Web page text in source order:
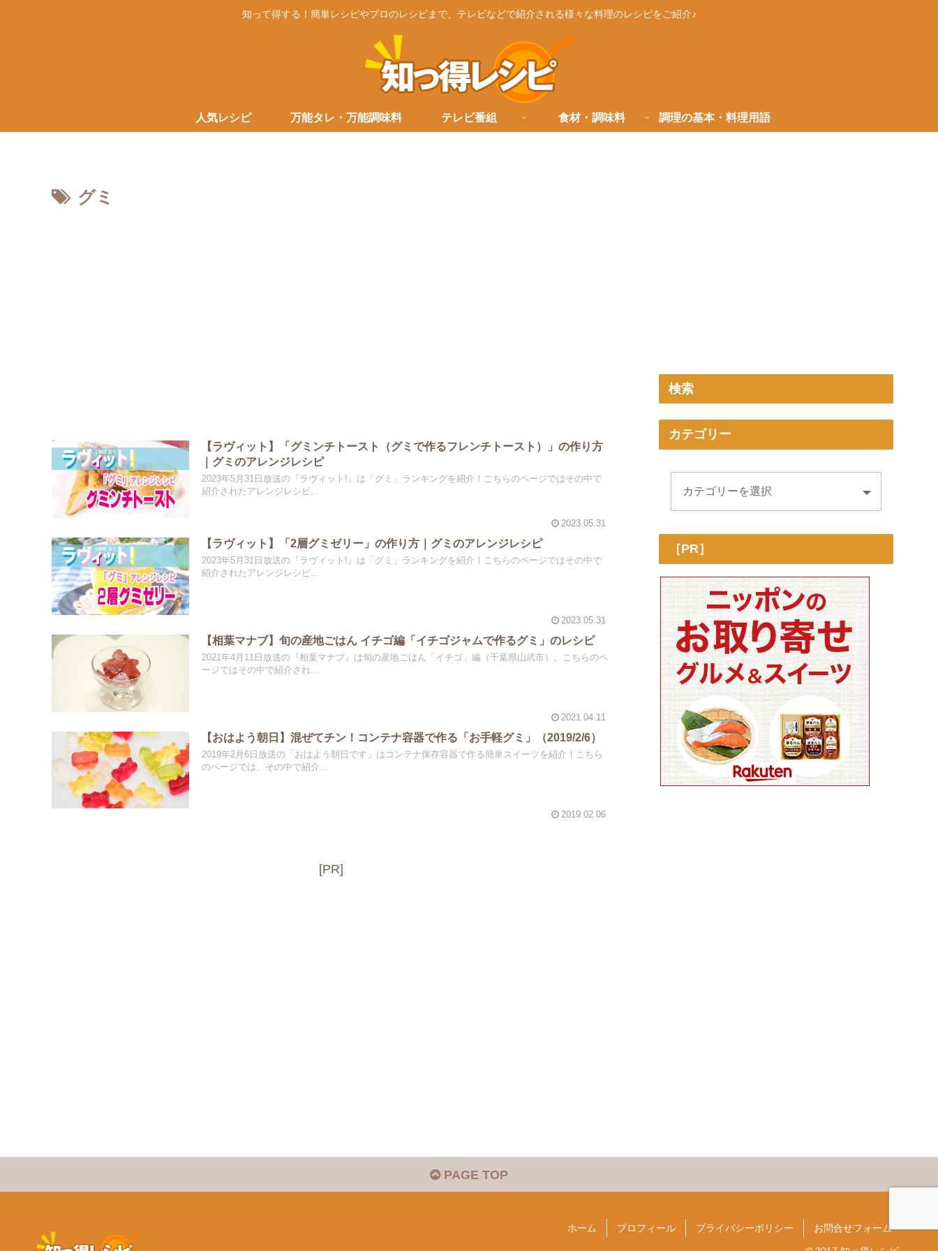
知って得する！簡単レシピやプロのレシピまで、テレビなどで紹介される様々な料理のレシピをご紹介♪
人気レシピ 万能タレ・万能調味料 テレビ番組 食材・調味料 調理の基本・料理用語
グミ
【ラヴィット】「グミンチトースト（グミで作るフレンチトースト）」の作り方
｜グミのアレンジレシピ
2023年5月31日放送の『ラヴィット!』は「グミ」ランキングを紹介！こちらのページではその中で
紹介されたアレンジレシピ...
2023.05.31
【ラヴィット】「2層グミゼリー」の作り方｜グミのアレンジレシピ
2023年5月31日放送の『ラヴィット!』は「グミ」ランキングを紹介！こちらのページではその中で
紹介されたアレンジレシピ...
2023.05.31
【相葉マナブ】旬の産地ごはん イチゴ編「イチゴジャムで作るグミ」のレシピ
2021年4月11日放送の『相葉マナブ』は旬の産地ごはん「イチゴ」編（千葉県山武市）。こちらのペ
ージではその中で紹介され...
2021.04.11
【おはよう朝日】混ぜてチン！コンテナ容器で作る「お手軽グミ」（2019/2/6）
2019年2月6日放送の「おはよう朝日です」はコンテナ保存容器で作る簡単スイーツを紹介！こちら
のページでは、その中で紹介...
2019.02.06
[PR]
検索
カテゴリー
［PR］
PAGE TOP
ホーム プロフィール プライバシーポリシー お問合せフォーム